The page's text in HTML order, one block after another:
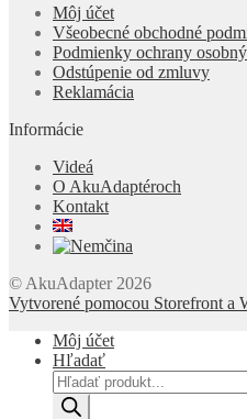
Môj účet
Všeobecné obchodné
Podmienky ochrany
Odstúpenie od zmluvy
Reklamácia
Informácie
Videá
O AkuAdaptéroch
Kontakt
© AkuAdapter 2026
Vytvorené pomocou Storefront a
Môj účet
Hľadať
Products
search